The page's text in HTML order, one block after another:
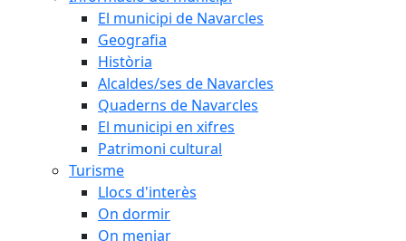
El municipi de Navarcles
Geografia
Història
Alcaldes/ses de Navarcles
Quaderns de Navarcles
El municipi en xifres
Patrimoni cultural
Turisme
Llocs d'interès
On dormir
On menjar